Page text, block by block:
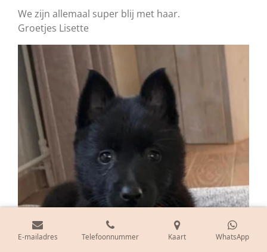
We zijn allemaal super blij met haar.
Groetjes Lisette
E-mailadres Telefoonnummer Kaart WhatsApp